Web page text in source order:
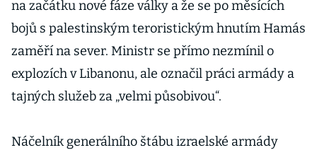
na začátku nové fáze války a že se po měsících
bojů s palestinským teroristickým hnutím Hamás
zaměří na sever. Ministr se přímo nezmínil o
explozích v Libanonu, ale označil práci armády a
tajných služeb za „velmi působivou“.
Náčelník generálního štábu izraelské armády